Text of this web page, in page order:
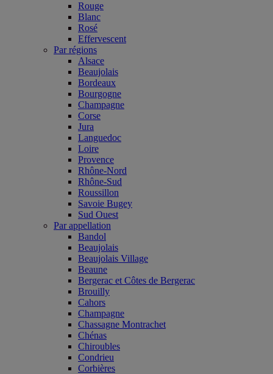
Rouge
Blanc
Rosé
Effervescent
Par régions
Alsace
Beaujolais
Bordeaux
Bourgogne
Champagne
Corse
Jura
Languedoc
Loire
Provence
Rhône-Nord
Rhône-Sud
Roussillon
Savoie Bugey
Sud Ouest
Par appellation
Bandol
Beaujolais
Beaujolais Village
Beaune
Bergerac et Côtes de Bergerac
Brouilly
Cahors
Champagne
Chassagne Montrachet
Chénas
Chiroubles
Condrieu
Corbières